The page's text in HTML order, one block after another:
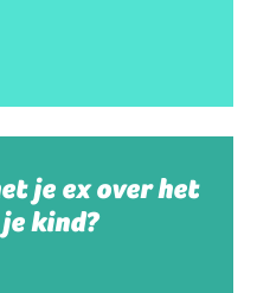
je ex over het
kind?